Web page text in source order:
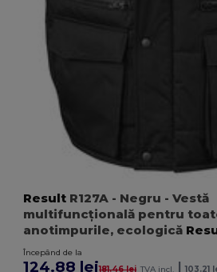
Result R127A - Negru - Vestă
multifuncțională pentru
anotimpurile, ecologică
Începând de la
124.88 lei181.46 lei TVA incl. | 103.21